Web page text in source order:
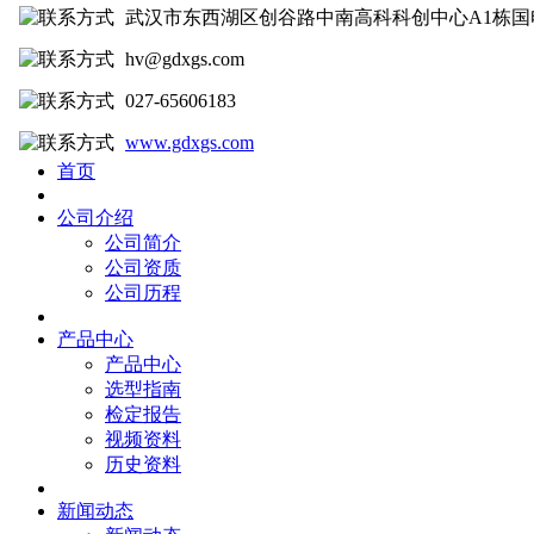
武汉市东西湖区创谷路中南高科科创中心A1栋
hv@gdxgs.com
027-65606183
www.gdxgs.com
首页
公司介绍
公司简介
公司资质
公司历程
产品中心
产品中心
选型指南
检定报告
视频资料
历史资料
新闻动态